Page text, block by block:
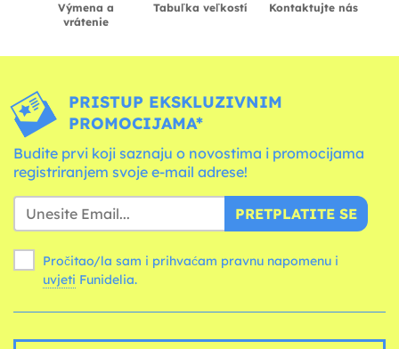
Výmena a
vrátenie
Tabuľka veľkostí Kontaktujte nás
PRISTUP EKSKLUZIVNIM
PROMOCIJAMA*
Budite prvi koji saznaju o novostima i promocijama
registriranjem svoje e-mail adrese!
PRETPLATITE SE
Pročitao/la sam i prihvaćam pravnu napomenu i
uvjeti Funidelia.